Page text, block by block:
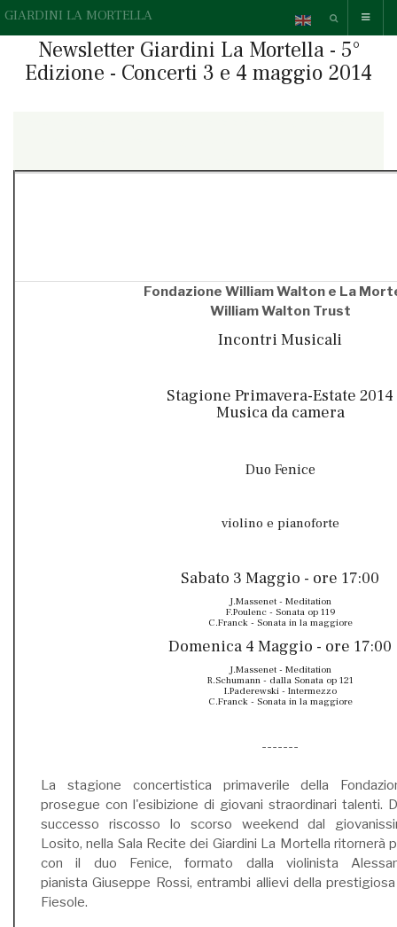
GIARDINI LA MORTELLA
Newsletter Giardini La Mortella - 5°
Edizione - Concerti 3 e 4 maggio 2014
Fondazione William Walton e La
William Walton Trust
Incontri Musicali
Stagione Primavera-Estate 2014
Musica da camera
Duo Fenice
violino e pianoforte
Sabato 3 Maggio - ore 17:00
J.Massenet - Meditation
F.Poulenc - Sonata op 119
C.Franck - Sonata in la maggiore
Domenica 4 Maggio - ore 17:00
J.Massenet - Meditation
R.Schumann - dalla Sonata op 121
I.Paderewski - Intermezzo
C.Franck - Sonata in la maggiore
-------
La stagione concertistica primaverile della
prosegue con l'esibizione di giovani straordinari talenti.
successo riscosso lo scorso weekend dal
Losito, nella Sala Recite dei Giardini La Mortella ritornerà
con il duo Fenice, formato dalla violinista
pianista Giuseppe Rossi, entrambi allievi della
Fiesole.